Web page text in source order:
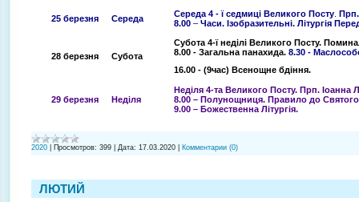
25 березня Середа Середа 4 - ї седмиці Великого Посту
8.00 – Часи. Ізобразительні. Літургія
28 березня Субота
Субота 4-ї неділі Великого Посту.
8.00 - Загальна панахида. 8.30 -
16.00 - (9час) Всенощне бдіння.
29 березня Неділя
Неділя 4-та Великого Посту. Прп. Іоанна
8.00 – Полунощниця. Правило до
9.00 – Божественна Літургія.
2020 Просмотров: 399 Дата: 17.03.2020 Комментарии (0)
ЛЮТИЙ